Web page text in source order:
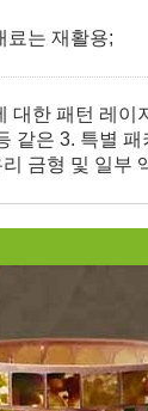
료는 재활용;
대한 패턴 레이
같은 3. 특별 패
금형 및 일부